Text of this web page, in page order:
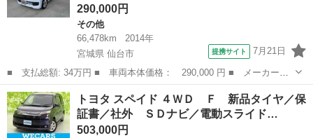
290,000円
その他
66,478km
2014年
宮城県 仙台市
提携サイト 7月21日
■ 支払総額: 34万円 ■ 車両本体価格： 290,000 円 ■ メーカー
名： トヨタ ■ 車種名： ピクシスエポック ■ グレード名：
Ｌ ＳＡ ナビ ＴＶ 衝突被害軽減システム キーレスエントリ
ー アイドリングスト...
宮城 仙台市 その他
トヨタ スペイド ４ＷＤ Ｆ 新品タイヤ／保
証書／社外 ＳＤナビ／電動スライド…
503,000円